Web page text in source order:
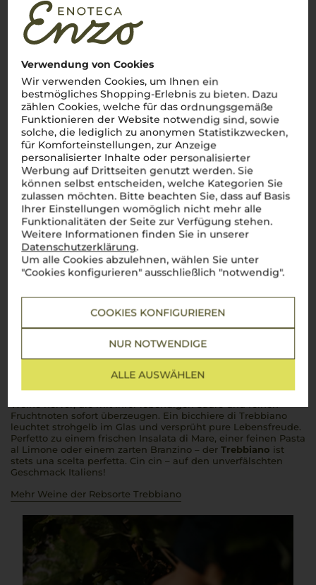
Verwendung von Cookies
Wir verwenden Cookies, um Ihnen ein
bestmögliches Shopping-Erlebnis zu bieten. Dazu
zählen Cookies, welche für das ordnungsgemäße
Funktionieren der Website notwendig sind, sowie
solche, die lediglich zu anonymen Statistikzwecken,
für Komforteinstellungen, zur Anzeige
personalisierter Inhalte oder personalisierter
Werbung auf Drittseiten genutzt werden. Sie
können selbst entscheiden, welche Kategorien Sie
zulassen möchten. Bitte beachten Sie, dass auf Basis
Ihrer Einstellungen womöglich nicht mehr alle
Funktionalitäten der Seite zur Verfügung stehen.
Weitere Informationen finden Sie in unserer
Datenschutzerklärung.
Um alle Cookies abzulehnen, wählen Sie unter
"Cookies konfigurieren" ausschließlich "notwendig".
COOKIES KONFIGURIEREN
NUR NOTWENDIGE
ALLE AUSWÄHLEN
Ein Klassiker der italienischen Weinwelt
vino biancoverkörpert die Frische und Leichtigkeit
Italiens so gut wie derTrebbiano. Diese Rebsorte, die in den
sonnenverwöhnten Weinbergen Mittelitaliens gedeiht, bringt
Fruchtnoten sofort überzeugen. Ein bicchiere di Trebbiano
leuchtet strohgelb im Glas und versprüht pure Lebensfreude.
Perfetto zu einem frischen Insalata di Mare, einer feinen Pasta
al Limone oder einem zarten Branzino – der Trebbiano ist
stets una scelta perfetta. Cin cin – auf den unverfälschten
Geschmack Italiens!
Mehr Weine der Rebsorte Trebbiano